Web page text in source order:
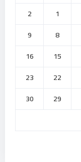
1
2
8
9
15
16
22
23
29
30